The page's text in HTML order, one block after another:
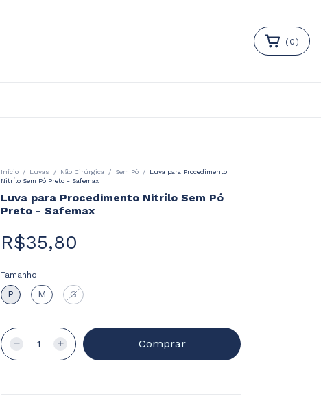
( 0 )
Início / Luvas / Não Cirúrgica / Sem Pó /
Luva para Procedimento
Nitrílo Sem Pó Preto - Safemax
Luva para Procedimento Nitrílo Sem Pó
Preto - Safemax
R$35,80
Tamanho
P M G